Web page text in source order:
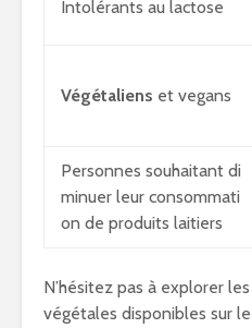
Intolérants au lactose
Végétaliens et vegans
Personnes souhaitant di
minuer leur consommati
on de produits laitiers
N’hésitez pas à explorer
végétales disponibles sur